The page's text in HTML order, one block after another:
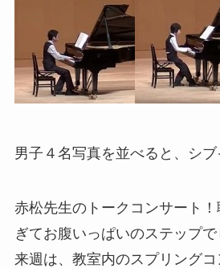
男子４名写真を並べると、シブ
赤松先生のトークコンサート
ぎてお腹いっぱいのステップで
来週は、教室内のスプリングコ